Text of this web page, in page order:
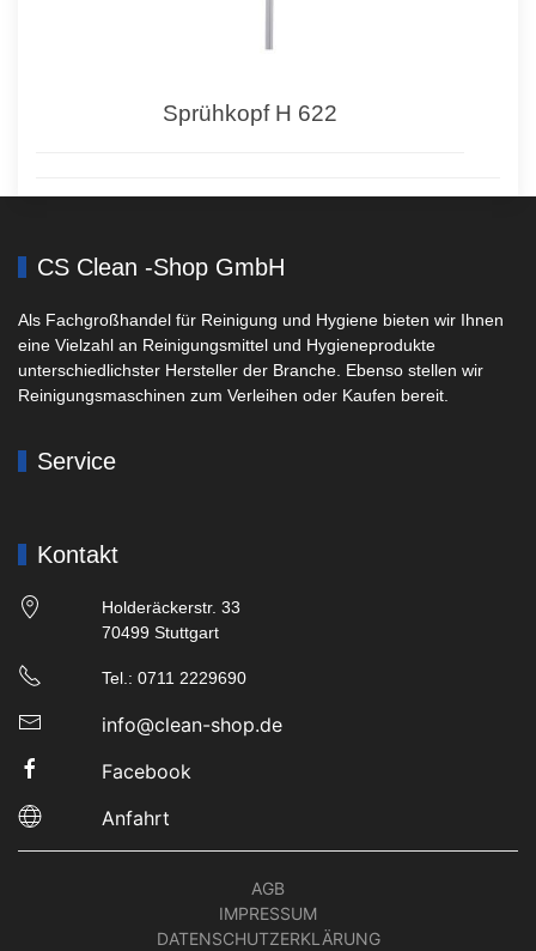
Sprühkopf H 622
CS Clean -Shop GmbH
Als Fachgroßhandel für Reinigung und Hygiene bieten wir Ihnen
eine Vielzahl an Reinigungsmittel und Hygieneprodukte
unterschiedlichster Hersteller der Branche. Ebenso stellen wir
Reinigungsmaschinen zum Verleihen oder Kaufen bereit.
Service
Kontakt
Holderäckerstr. 33
70499 Stuttgart
Tel.: 0711 2229690
info@clean-shop.de
Facebook
Anfahrt
AGB
IMPRESSUM
DATENSCHUTZERKLÄRUNG